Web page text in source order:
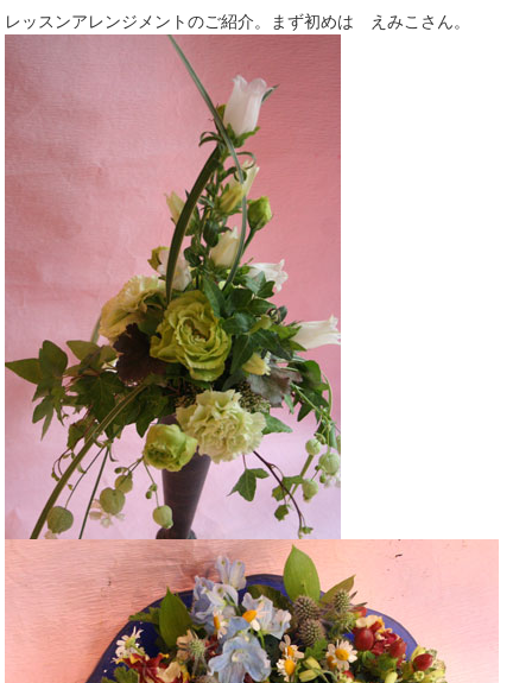
レッスンアレンジメントのご紹介。まず初めは えみこさん。